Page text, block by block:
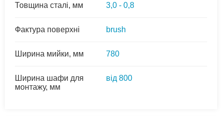
Товщина сталі, мм 3,0 - 0,8
Фактура поверхні brush
Ширина мийки, мм 780
Ширина шафи для
монтажу, мм
від 800